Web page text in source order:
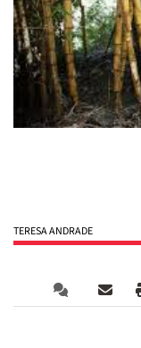
TERESA ANDRADE